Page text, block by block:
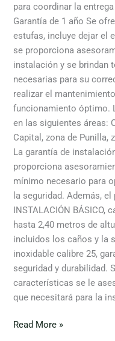
para coordinar la
Garantía de 1 año Se
estufas, incluye dejar el
se proporciona
instalación y se brindan
necesarias para su
realizar el
funcionamiento óptimo.
en las siguientes áreas:
Capital, zona de Punilla,
La garantía de
proporciona
mínimo necesario para
la seguridad. Además,
INSTALACIÓN BÁSICO,
hasta 2,40 metros de
incluidos los caños y la
inoxidable calibre 25,
seguridad y durabilidad.
características se le
que necesitará para la
Read More »